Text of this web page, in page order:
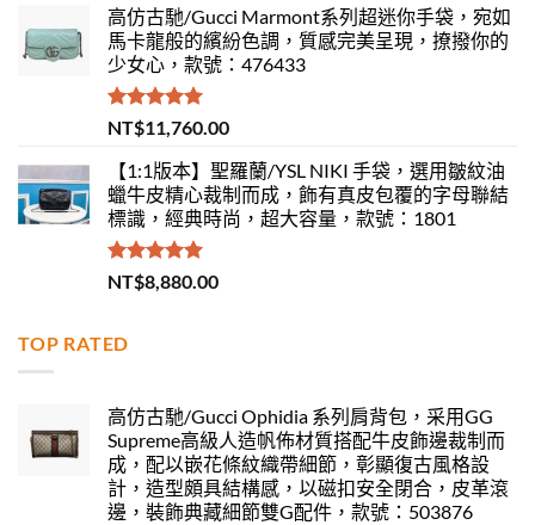
高仿古馳/Gucci Marmont系列超迷你手袋，宛如
馬卡龍般的繽紛色調，質感完美呈現，撩撥你的
少女心，款號：476433
評分5.00
滿分 5
NT$11,760.00
【1:1版本】聖羅蘭/YSL NIKI 手袋，選用皺紋油
蠟牛皮精心裁制而成，飾有真皮包覆的字母聯結
標識，經典時尚，超大容量，款號：1801
評分 5.00
滿分 5
NT$8,880.00
TOP RATED
高仿古馳/Gucci Ophidia 系列肩背包，采用GG
Supreme高級人造帆佈材質搭配牛皮飾邊裁制而
成，配以嵌花條紋織帶細節，彰顯復古風格設
計，造型頗具結構感，以磁扣安全閉合，皮革滾
邊，裝飾典藏細節雙G配件，款號：503876